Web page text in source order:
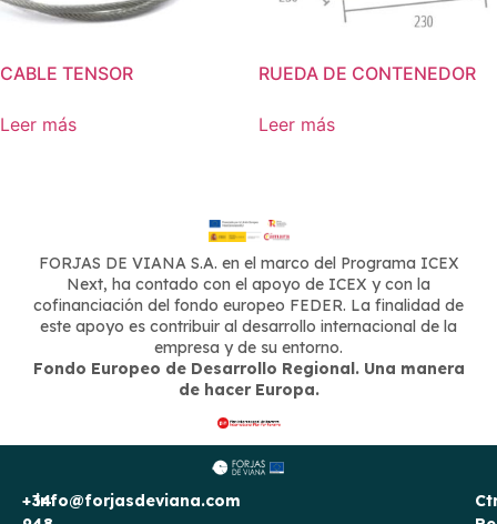
CABLE TENSOR
Leer más
RUEDA DE CONTENEDOR
Leer más
FORJAS DE VIANA S.A. en el marco del Programa ICEX
Next, ha contado con el apoyo de ICEX y con la
cofinanciación del fondo europeo FEDER. La finalidad de
este apoyo es contribuir al desarrollo internacional de la
empresa y de su entorno.
Fondo Europeo de Desarrollo Regional. Una manera
de hacer Europa.
+34info@forjasdeviana.com